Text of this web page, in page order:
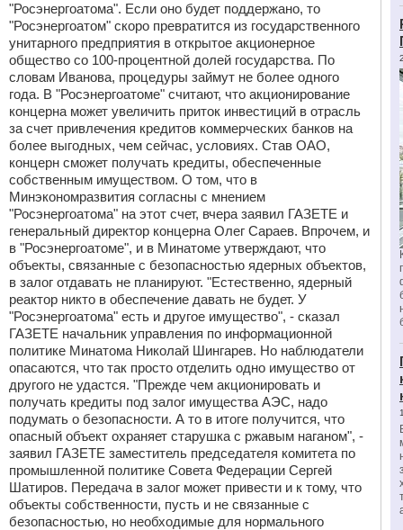
"Росэнергоатома". Если оно будет поддержано, то
"Росэнергоатом" скоро превратится из государственного
унитарного предприятия в открытое акционерное
общество со 100-процентной долей государства. По
словам Иванова, процедуры займут не более одного
года. В "Росэнергоатоме" считают, что акционирование
концерна может увеличить приток инвестиций в отрасль
за счет привлечения кредитов коммерческих банков на
более выгодных, чем сейчас, условиях. Став ОАО,
концерн сможет получать кредиты, обеспеченные
собственным имуществом. О том, что в
Минэкономразвития согласны с мнением
"Росэнергоатома" на этот счет, вчера заявил ГАЗЕТЕ и
генеральный директор концерна Олег Сараев. Впрочем, и
в "Росэнергоатоме", и в Минатоме утверждают, что
объекты, связанные с безопасностью ядерных объектов,
в залог отдавать не планируют. "Естественно, ядерный
реактор никто в обеспечение давать не будет. У
"Росэнергоатома" есть и другое имущество", - сказал
ГАЗЕТЕ начальник управления по информационной
политике Минатома Николай Шингарев. Но наблюдатели
опасаются, что так просто отделить одно имущество от
другого не удастся. "Прежде чем акционировать и
получать кредиты под залог имущества АЭС, надо
подумать о безопасности. А то в итоге получится, что
опасный объект охраняет старушка с ржавым наганом", -
заявил ГАЗЕТЕ заместитель председателя комитета по
промышленной политике Совета Федерации Сергей
Шатиров. Передача в залог может привести и к тому, что
объекты собственности, пусть и не связанные с
безопасностью, но необходимые для нормального